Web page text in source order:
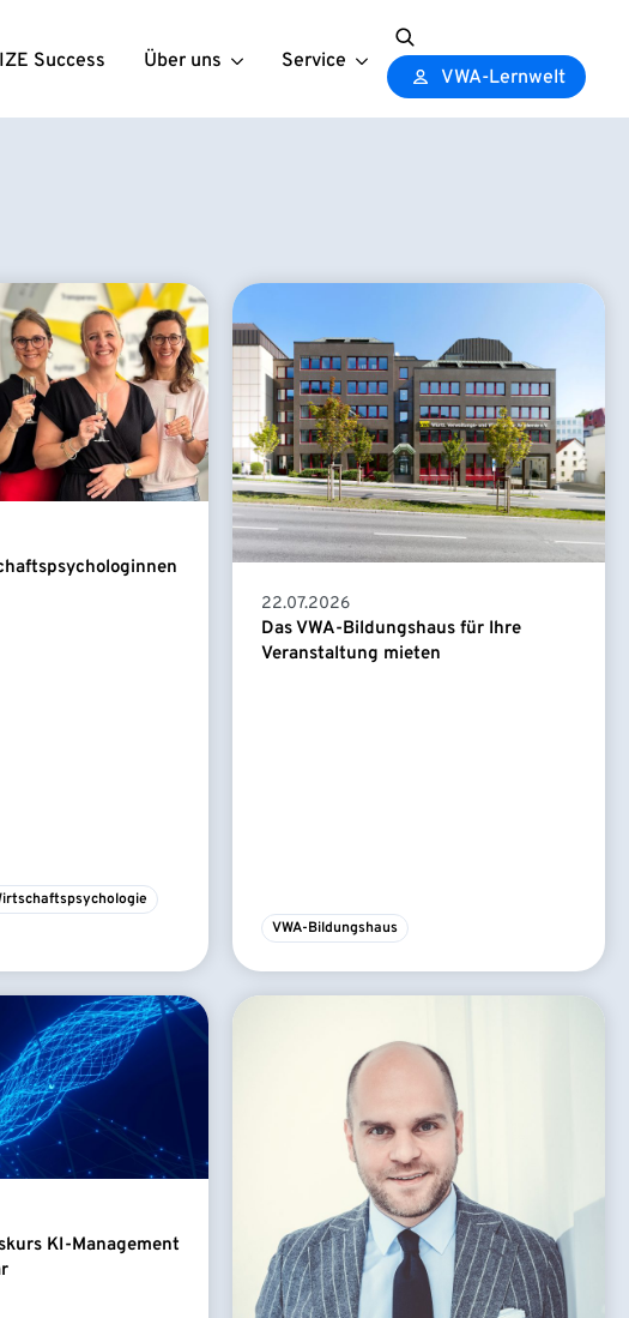
Success Über uns Service
Search
for:
VWA-Lernwelt
22.07.2026
Das VWA-Bildungshaus für Ihre
Veranstaltung mieten
VWA-Bildungshaus
KI-Management